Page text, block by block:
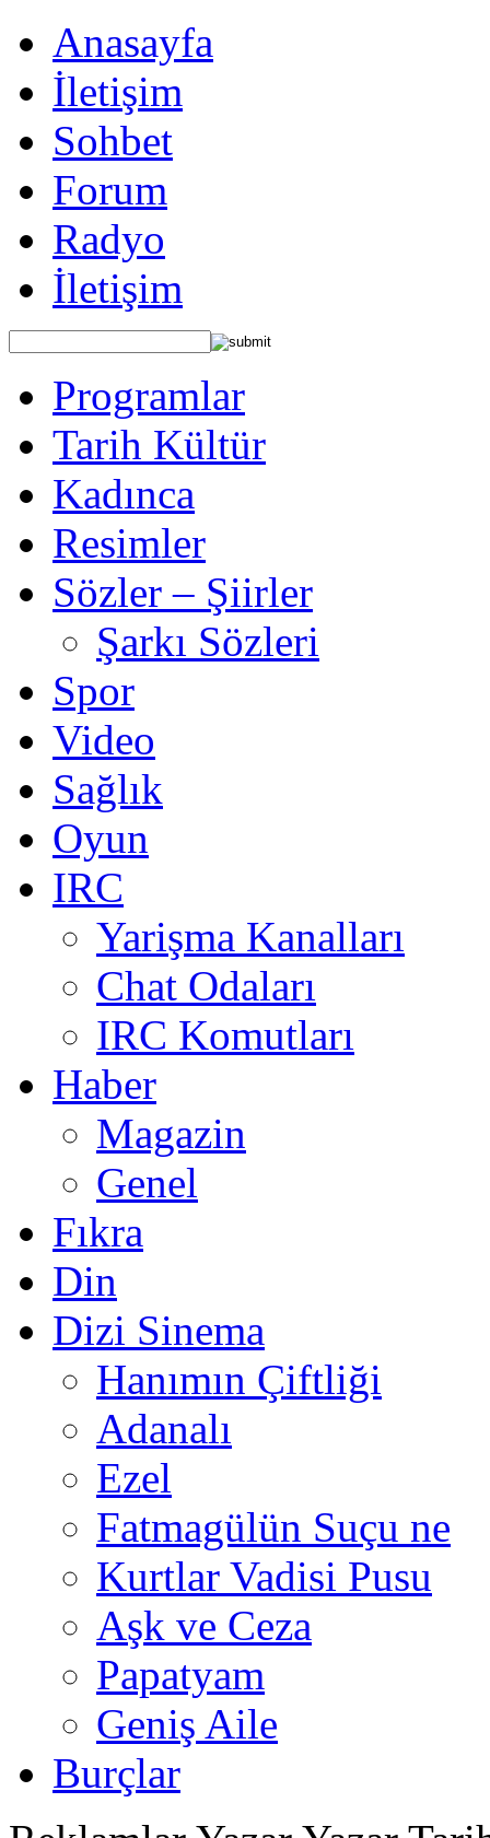
Anasayfa
İletişim
Sohbet
Forum
Radyo
İletişim
Programlar
Tarih Kültür
Kadınca
Resimler
Sözler – Şiirler
Şarkı Sözleri
Spor
Video
Sağlık
Oyun
IRC
Yarişma Kanalları
Chat Odaları
IRC Komutları
Haber
Magazin
Genel
Fıkra
Din
Dizi Sinema
Hanımın Çiftliği
Adanalı
Ezel
Fatmagülün Suçu ne
Kurtlar Vadisi Pusu
Aşk ve Ceza
Papatyam
Geniş Aile
Burçlar